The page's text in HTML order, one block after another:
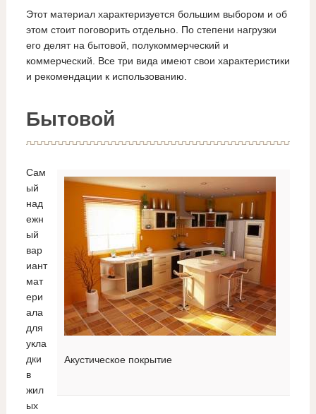
Этот материал характеризуется большим выбором и об
этом стоит поговорить отдельно. По степени нагрузки
его делят на бытовой, полукоммерческий и
коммерческий. Все три вида имеют свои характеристики
и рекомендации к использованию.
Бытовой
Акустическое покрытие
Сам
ый
над
ежн
ый
вар
иант
мат
ери
ала
для
укла
дки
в
жил
ых